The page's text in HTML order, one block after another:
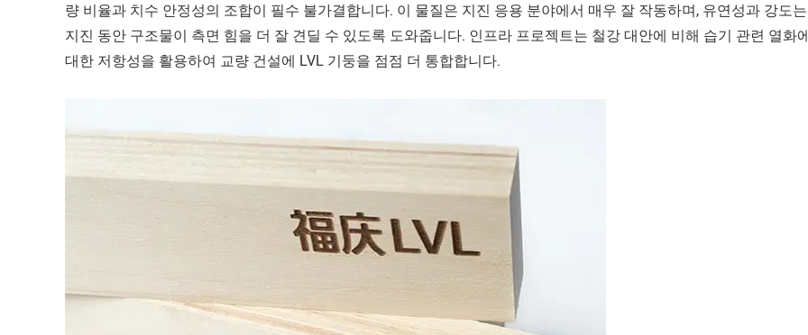
량 비율과 치수 안정성의 조합이 필수 불가결합니다. 이 물질은 지진 응용 분야에서 매우 잘 작동하며, 유연성과 강도는
지진 동안 구조물이 측면 힘을 더 잘 견딜 수 있도록 도와줍니다. 인프라 프로젝트는 철강 대안에 비해 습기 관련 열화
대한 저항성을 활용하여 교량 건설에 LVL 기둥을 점점 더 통합합니다.